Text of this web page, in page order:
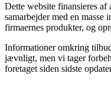
Dette website finansieres
samarbejder med en
firmaernes produkter, og
Informationer omkring
jævnligt, men vi tager
foretaget siden sidste